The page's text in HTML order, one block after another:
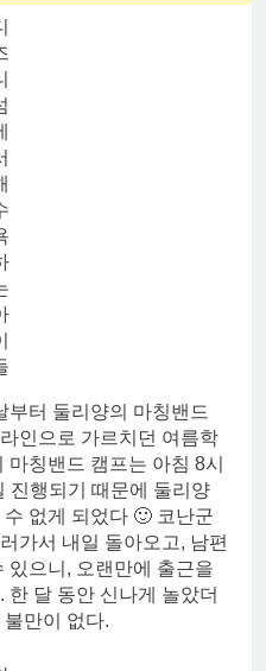
부터 둘리양의 마칭밴드
인으로 가르치던 여름학
칭밴드 캠프는 아침 8시
진행되기 때문에 둘리양
없게 되었다 🙂 코난군
가서 내일 돌아오고, 남편
있으니, 오랜만에 출근을
달 동안 신나게 놀았더
만이 없다.